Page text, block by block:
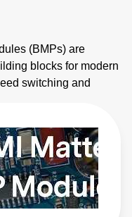
(BMPs) are
blocks for modern
switching and
more: